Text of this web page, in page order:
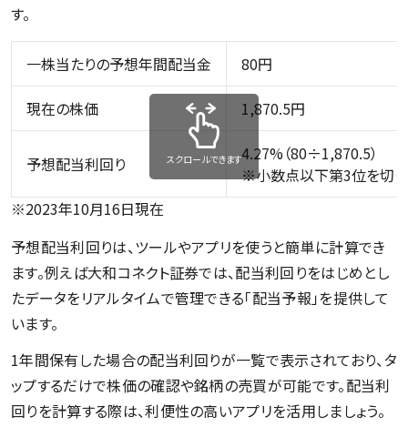
す。
一株当たりの予想年間配当金 80円
現在の株価 1,870.5円
予想配当利回り
4.27%（80÷1,870.5）
※小数点以下第3位を切
※2023年10月16日現在
スクロールできます
予想配当利回りは、ツールやアプリを使うと簡単に計算でき
ます。例えば大和コネクト証券では、配当利回りをはじめとし
たデータをリアルタイムで管理できる「配当予報」を提供して
います。
1年間保有した場合の配当利回りが一覧で表示されており、タ
ップするだけで株価の確認や銘柄の売買が可能です。配当利
回りを計算する際は、利便性の高いアプリを活用しましょう。